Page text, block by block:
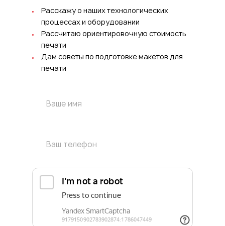
Расскажу о наших технологических
процессах и оборудовании
Рассчитаю ориентировочную стоимость
печати
Дам советы по подготовке макетов для
печати